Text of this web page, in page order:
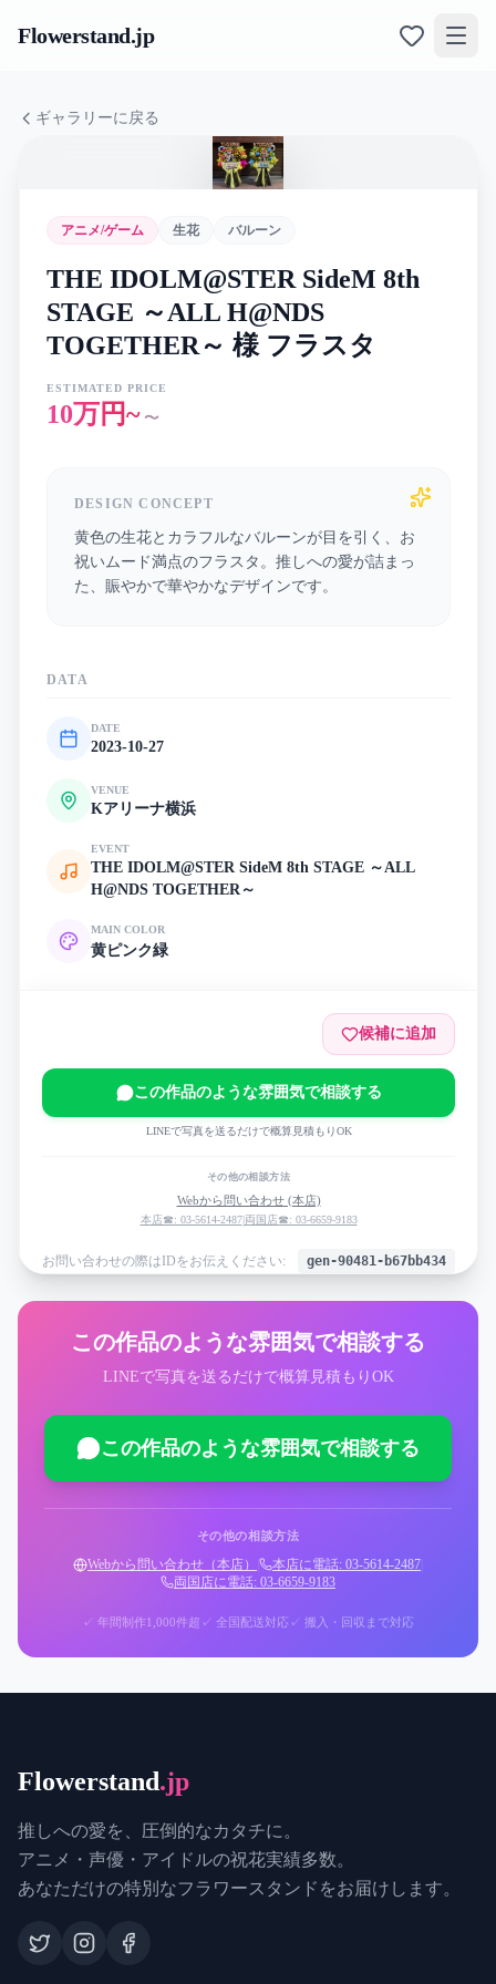
Flowerstand.jp
ギャラリーに戻る
アニメ/ゲーム 生花 バルーン
THE IDOLM@STER SideM 8th
STAGE ～ALL H@NDS
TOGETHER～ 様 フラスタ
ESTIMATED PRICE
10万円~ 〜
DESIGN CONCEPT
黄色の生花とカラフルなバルーンが目を引く、お
祝いムード満点のフラスタ。推しへの愛が詰まっ
た、賑やかで華やかなデザインです。
DATA
DATE
2023-10-27
VENUE
Kアリーナ横浜
EVENT
THE IDOLM@STER SideM 8th STAGE ～ALL
H@NDS TOGETHER～
MAIN COLOR
黄ピンク緑
候補に追加
この作品のような雰囲気で相談する
LINEで写真を送るだけで概算見積もりOK
その他の相談方法
Webから問い合わせ (本店)
本店☎: 03-5614-2487|両国店☎: 03-6659-9183
お問い合わせの際はIDをお伝えください: gen-90481-b67bb434
この作品のような雰囲気で相談する
LINEで写真を送るだけで概算見積もりOK
この作品のような雰囲気で相談する
その他の相談方法
Webから問い合わせ（本店） 本店に電話: 03-5614-2487
両国店に電話: 03-6659-9183
✓ 年間制作1,000件超 ✓ 全国配送対応 ✓ 搬入・回収まで対応
Flowerstand.jp
推しへの愛を、圧倒的なカタチに。
アニメ・声優・アイドルの祝花実績多数。
あなただけの特別なフラワースタンドをお届けします。